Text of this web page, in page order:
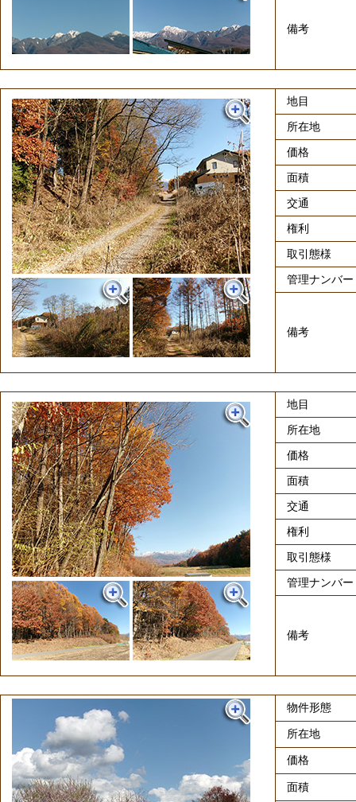
備考
地目
所在地
価格
面積
交通
権利
取引態様
管理ナンバー
備考
地目
所在地
価格
面積
交通
権利
取引態様
管理ナンバー
備考
物件形態
所在地
価格
面積